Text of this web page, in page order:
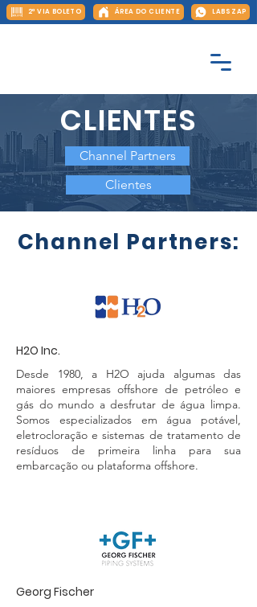
2ª VIA BOLETO ÁREA DO CLIENTE LABS ZAP
CLIENTES
Channel Partners
Clientes
Channel Partners:
H2O Inc.
Desde 1980, a H2O ajuda algumas das
maiores empresas offshore de petróleo e
gás do mundo a desfrutar de água limpa.
Somos especializados em água potável,
eletrocloração e sistemas de tratamento de
resíduos de primeira linha para sua
embarcação ou plataforma offshore.
Georg Fischer